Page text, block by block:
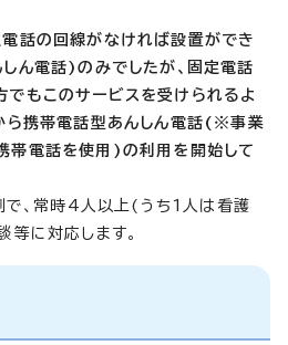
電話の回線がなければ設置ができ
ん電話)のみでしたが、固定電話
もこのサービスを受けられるよ
ら携帯電話型あんしん電話(※事業
帯電話を使用)の利用を開始して
、常時4人以上(うち1人は看護
等に対応します。